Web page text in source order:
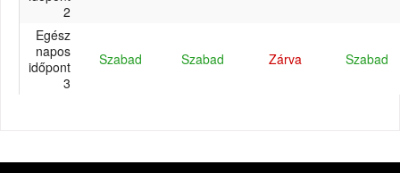
2
Egész
napos
időpont
3
Szabad Szabad Zárva Szabad